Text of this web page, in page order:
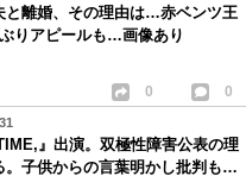
と離婚、その理由は…赤ベンツ王
りアピールも…画像あり
0 0
』出演。双極性障害公表の理
。子供からの言葉明かし批判も…